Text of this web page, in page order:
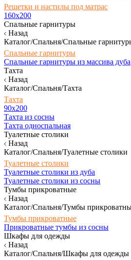
Решетки и настилы под матрас
160х200
Спальные гарнитуры
Назад
Каталог/Спальня/Спальные
Спальные гарнитуры
Спальные гарнитуры из массива дуба
Тахта
Назад
Каталог/Спальня/Тахта
Тахта
90х200
Тахта из сосны
Тахта односпальная
Туалетные столики
Назад
Каталог/Спальня/Туалетные столики
Туалетные столики
Туалетные столики из дуба
Туалетные столики из сосны
Тумбы прикроватные
Назад
Каталог/Спальня/Тумбы
Тумбы прикроватные
Прикроватные тумбы из сосны
Шкафы для одежды
Назад
Каталог/Спальня/Шкафы для одежды